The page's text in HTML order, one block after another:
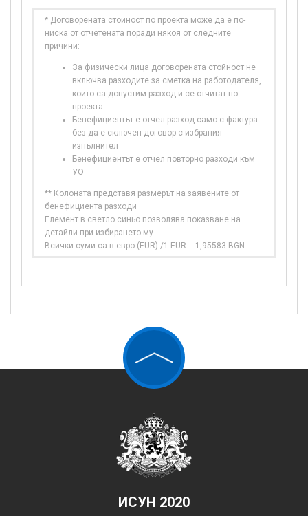
* Договорената стойност по проекта може да е по-
ниска от отчетената поради някоя от следните
причини:
За физически лица договорената стойност не
включва разходите за сметка на работодателя,
които са допустим разход и се отчитат по
проекта
Бенефициентът е отчел разход само с фактура
без да е сключен договор с избрания
изпълнител
Бенефициентът е отчел повторно разходи към
УО
** Колоната представя размерът на заявените от
бенефициента разходи
Елемент в светло синьо позволява показване на
детайли при избирането му
Всички суми са в евро (EUR) /1 EUR = 1,95583 BGN
ИСУН 2020